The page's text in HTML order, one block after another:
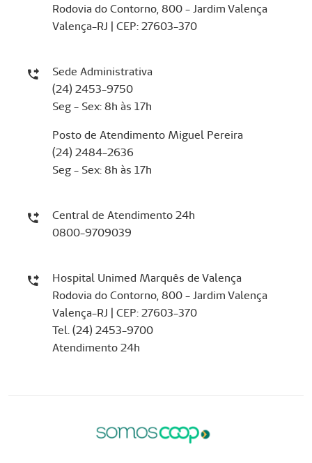
Rodovia do Contorno, 800 - Jardim Valença
Valença-RJ | CEP: 27603-370
Sede Administrativa
(24) 2453-9750
Seg - Sex: 8h às 17h
Posto de Atendimento Miguel Pereira
(24) 2484-2636
Seg - Sex: 8h às 17h
Central de Atendimento 24h
0800-9709039
Hospital Unimed Marquês de Valença
​​​​​​​Rodovia do Contorno, 800 - Jardim Valença
Valença-RJ | CEP: 27603-370
Tel. (24) 2453-9700
Atendimento 24h